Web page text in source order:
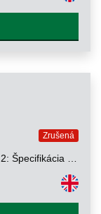
Zrušená